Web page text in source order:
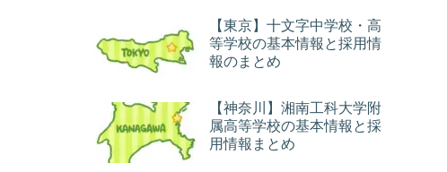
【東京】十文字中学校・高
等学校の基本情報と採用情
報のまとめ
【神奈川】湘南工科大学附
属高等学校の基本情報と採
用情報まとめ